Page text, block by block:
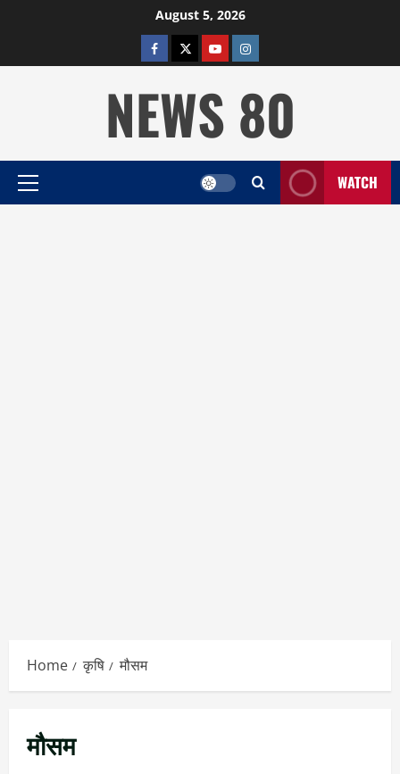
August 5, 2026
facebooktwitterYOUTUBE
instagram
NEWS 80
Primary
WATCH
Home कृषि मौसम
मौसम